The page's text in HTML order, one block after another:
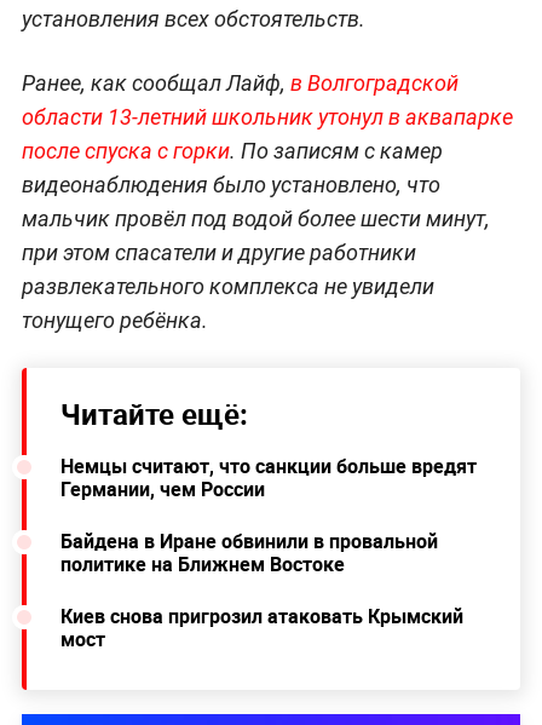
установления всех обстоятельств.
Ранее, как сообщал Лайф, в Волгоградской
области 13-летний школьник утонул в аквапарке
после спуска с горки. По записям с камер
видеонаблюдения было установлено, что
мальчик провёл под водой более шести минут,
при этом спасатели и другие работники
развлекательного комплекса не увидели
тонущего ребёнка.
Читайте ещё:
Немцы считают, что санкции больше вредят
Германии, чем России
Байдена в Иране обвинили в провальной
политике на Ближнем Востоке
Киев снова пригрозил атаковать Крымский
мост